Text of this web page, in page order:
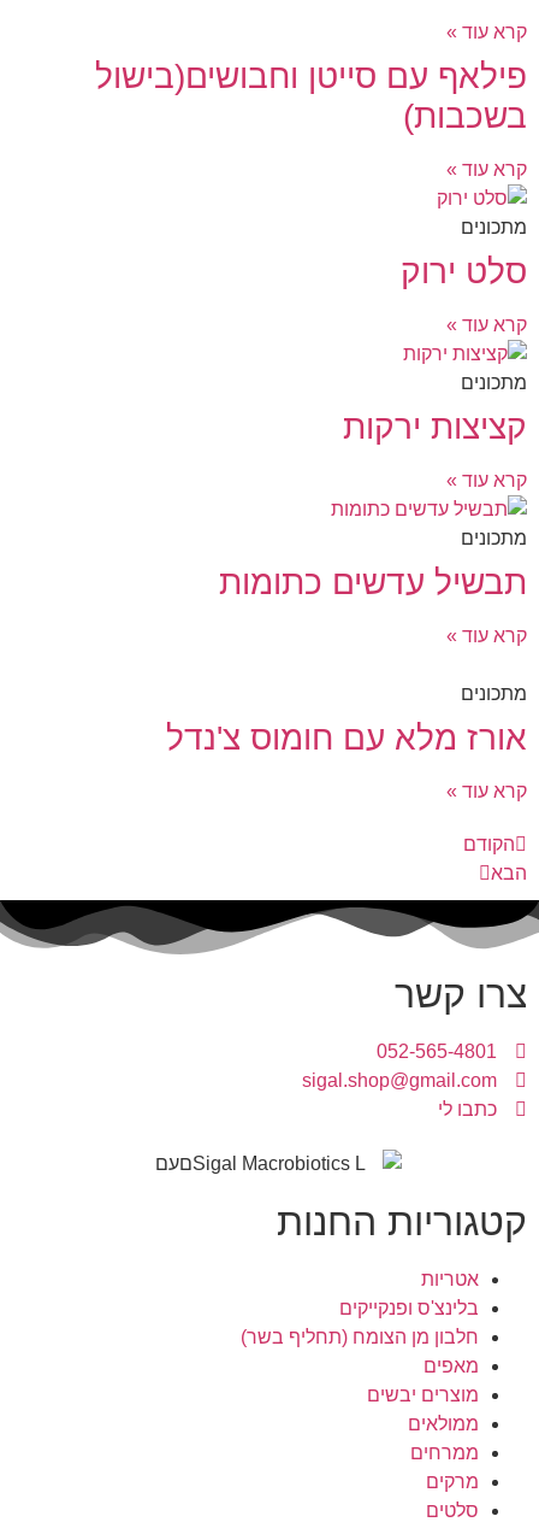
קרא עוד »
פילאף עם סייטן וחבושים(בישול
בשכבות)
קרא עוד »
מתכונים
סלט ירוק
קרא עוד »
מתכונים
קציצות ירקות
קרא עוד »
מתכונים
תבשיל עדשים כתומות
קרא עוד »
מתכונים
אורז מלא עם חומוס צ'נדל
קרא עוד »
הקודם
הבא
צרו קשר
052-565-4801
sigal.shop@gmail.com
כתבו לי
קטגוריות החנות
אטריות
בלינצ'ס ופנקייקים
חלבון מן הצומח (תחליף בשר)
מאפים
מוצרים יבשים
ממולאים
ממרחים
מרקים
סלטים